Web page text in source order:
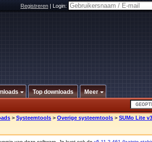
Registreren|Login:
Top downloads Meer
> Systeemtools > Overige systeemtools > SUMo Lite